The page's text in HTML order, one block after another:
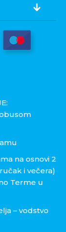
na osnovi 2
i večera)
Terme u
– vodstvo